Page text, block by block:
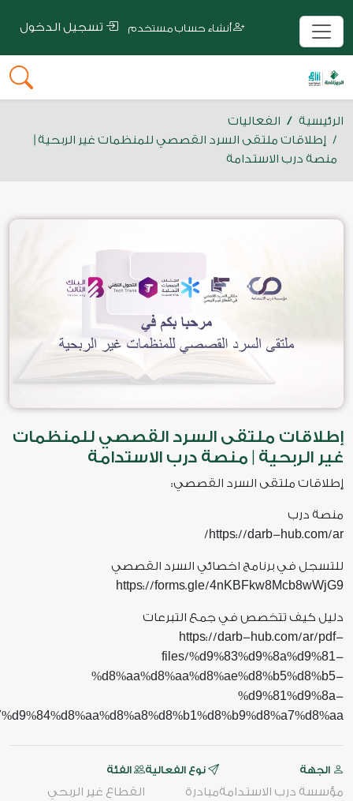
الرئيسية
الفعاليات
إطلاقات ملتقى السرد القصصي للمنظمات غير الربحية |
منصة درب الاستدامة
إطلاقات ملتقى السرد القصصي للمنظمات
غير الربحية | منصة درب الاستدامة
إطلاقات ملتقى السرد القصصي:
منصة درب
https://darb-hub.com/ar
/
للتسجل في برنامج اخصائي السرد القصصي
https://forms.gle/4nKBFkw8Mcb8wWjG9
دليل كيف تتخصص في جمع التبرعات
https://darb-hub.com/ar/pdf-
files/%d9%83%d9%8a%d9%81-
%d8%aa%d8%aa%d8%ae%d8%b5%d8%b5-
%d9%81%d9%8a-
%d9%84%d8%aa%d8%a8%d8%b1%d8%b9%d8%a7%d8%aa
الجهة
مؤسسة درب الاستدامة
نوع الفعالية
مبادرة
الفئة
القطاع غير الربحي